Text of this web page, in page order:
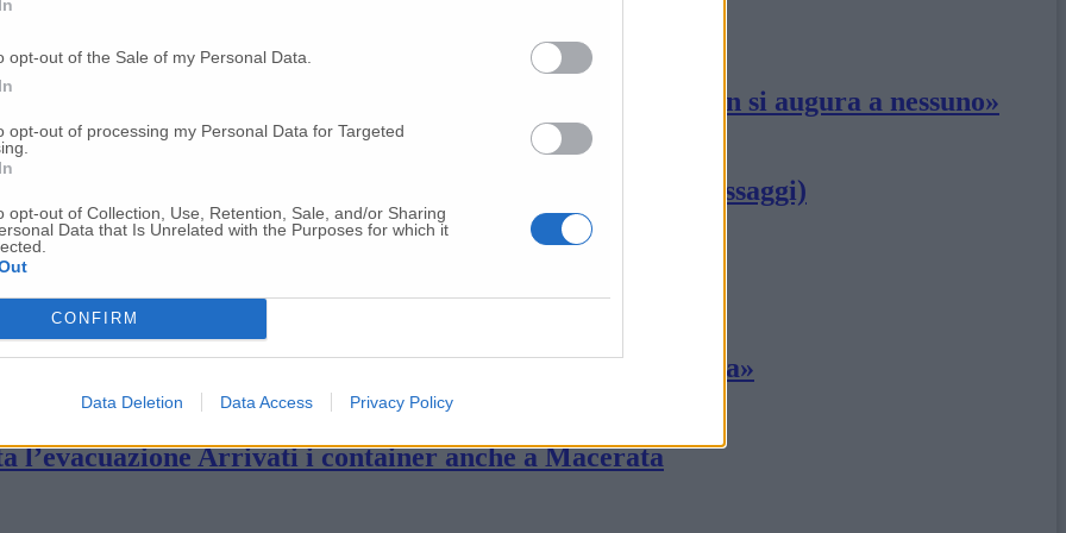
opt-out of the Sale of my Personal Data.
opt-out of processing my Personal Data for Targeted
opt-out of Collection, Use, Retention, Sale, and/or Sharing
Data that Is Unrelated with the Purposes for which it
CONFIRM
Data Deletion Data Access Privacy Policy
il progetto targato Pd
niente funerale per Isolina Carbonari «Qualcosa che non si augura a nessuno»
Taicang l’abbraccio alla provincia (Ecco i loro video-messaggi)
i casi di Coronavirus
team una maceratese: «Credete fermamente nella scienza»
l’evacuazione Arrivati i container anche a Macerata